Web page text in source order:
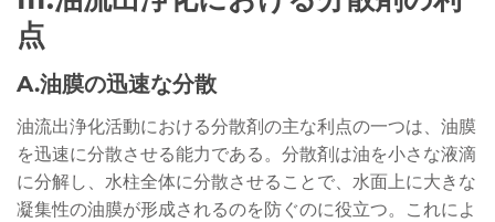
点
A.油膜の迅速な分散
油流出浄化活動における分散剤の主な利点の一つは、油膜
を迅速に分散させる能力である。分散剤は油を小さな液滴
に分解し、水柱全体に分散させることで、水面上に大きな
凝集性の油膜が形成されるのを防ぐのに役立つ。これによ